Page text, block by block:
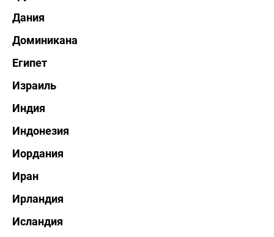
Дания
Доминикана
Египет
Израиль
Индия
Индонезия
Иордания
Иран
Ирландия
Исландия